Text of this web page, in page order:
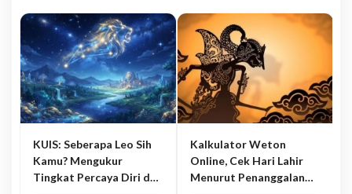
KUIS: Seberapa Leo Sih
Kamu? Mengukur
Tingkat Percaya Diri dan
Kalkulator Weton
Online, Cek Hari Lahir
Menurut Penanggalan